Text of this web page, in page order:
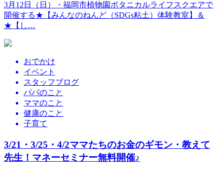
3月12日（日）・福岡市植物園ボタニカルライフスクエアで
開催する★【みんなのねんど（SDGs粘土）体験教室】＆
★【し…
おでかけ
イベント
スタッフブログ
パパのこと
ママのこと
健康のこと
子育て
3/21・3/25・4/2ママたちのお金のギモン・教えて
先生！マネーセミナー無料開催♪